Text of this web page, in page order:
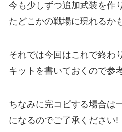
今も少しずつ追加武装を作
たどこかの戦場に現れるか
それでは今回はこれで終わ
キットを書いておくので参
ちなみに完コピする場合は
になるのでご了承ください!